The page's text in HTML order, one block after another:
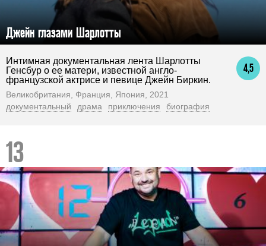
Джейн глазами Шарлотты
4,5
Интимная документальная лента Шарлотты
Генсбур о ее матери, известной англо-
французской актрисе и певице Джейн Биркин.
Великобритания, Франция, Япония, 2021
документальный
драма приключения биография